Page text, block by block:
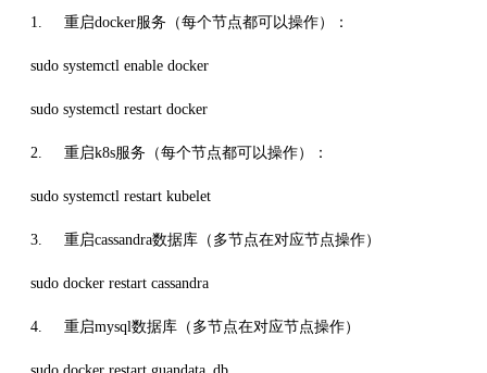
1. 重启docker服务（每个节点都可以操作）：
sudo systemctl enable docker
sudo systemctl restart docker
2. 重启k8s服务（每个节点都可以操作）：
sudo systemctl restart kubelet
3. 重启cassandra数据库（多节点在对应节点操作）
sudo docker restart cassandra
4. 重启mysql数据库（多节点在对应节点操作）